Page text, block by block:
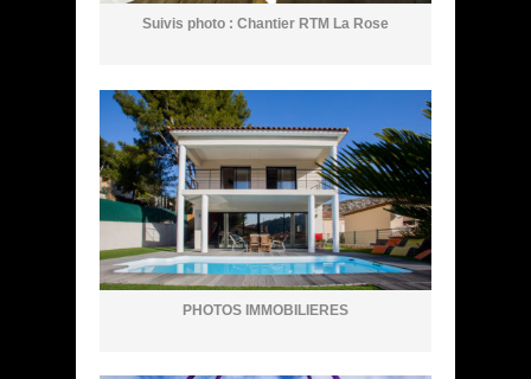
Suivis photo : Chantier RTM La Rose
PHOTOS IMMOBILIERES